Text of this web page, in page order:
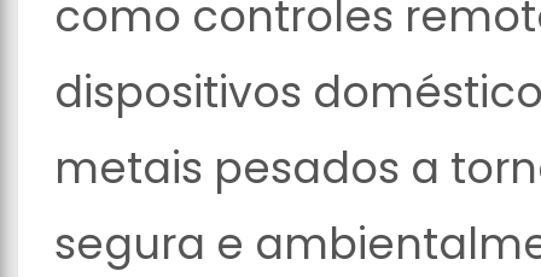
como controles
dispositivos
metais pesados a
segura e